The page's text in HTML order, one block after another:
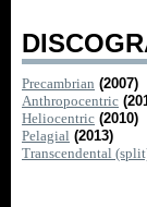
Precambrian (2007)
Anthropocentric
Heliocentric (2010)
Pelagial (2013)
Transcendental